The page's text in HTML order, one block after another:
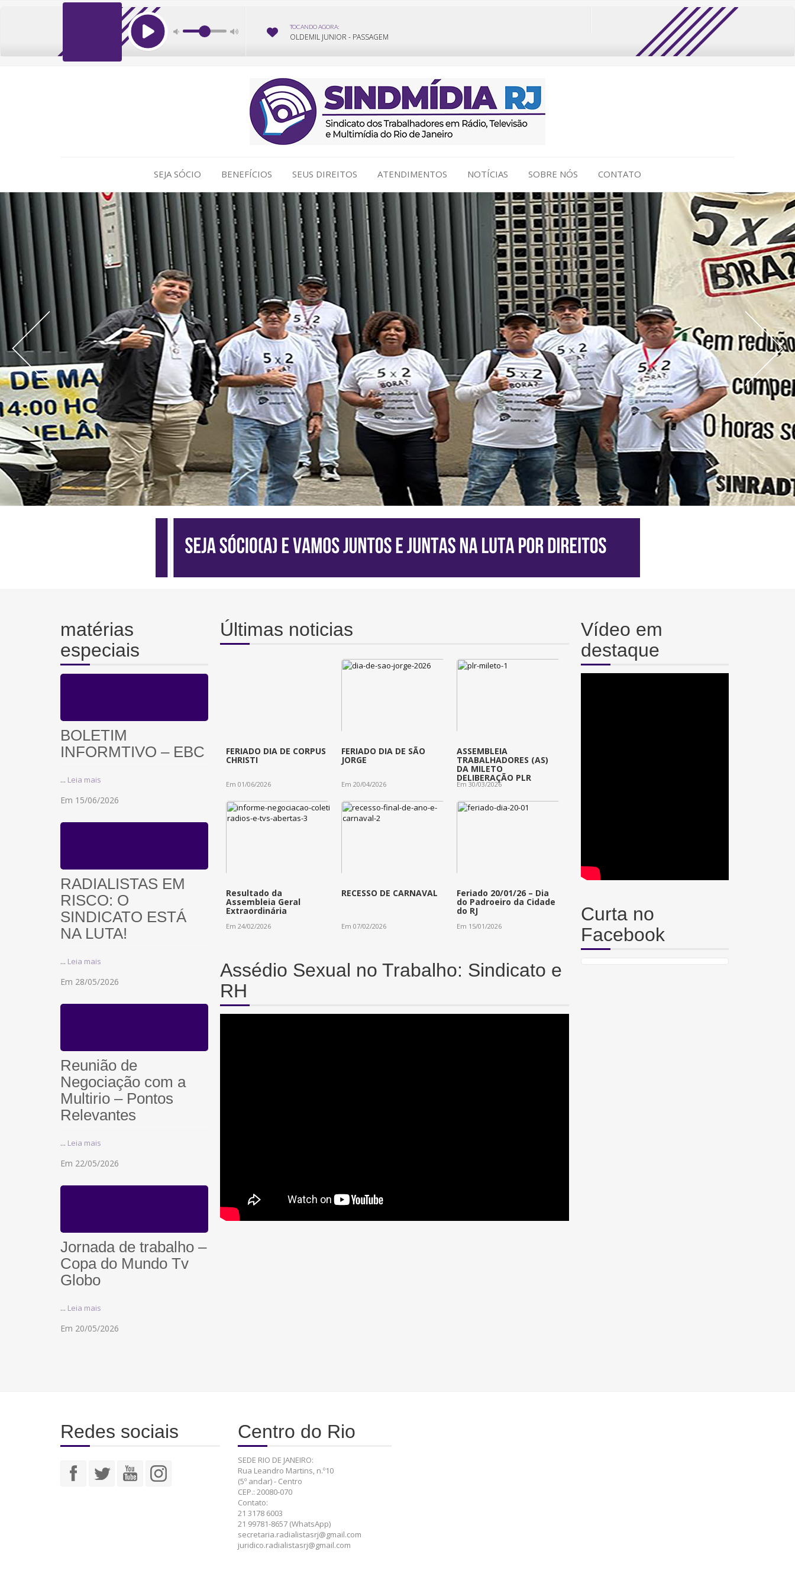
SEJA SÓCIO BENEFÍCIOS SEUS DIREITOS ATENDIMENTOS NOTÍCIAS SOBRE NÓS CONTATO
matérias
especiais
BOLETIM
INFORMTIVO – EBC
... Leia mais
Em 15/06/2026
RADIALISTAS EM
RISCO: O
SINDICATO ESTÁ
NA LUTA!
... Leia mais
Em 28/05/2026
Reunião de
Negociação com a
Multirio – Pontos
Relevantes
... Leia mais
Em 22/05/2026
Jornada de trabalho –
Copa do Mundo Tv
Globo
... Leia mais
Em 20/05/2026
Últimas noticias
FERIADO DIA DE CORPUS
CHRISTI
Em 01/06/2026
FERIADO DIA DE SÃO
JORGE
Em 20/04/2026
ASSEMBLEIA
TRABALHADORES (AS)
DA MILETO
DELIBERAÇÃO PLR
Em 30/03/2026
Resultado da
Assembleia Geral
Extraordinária
Em 24/02/2026
RECESSO DE CARNAVAL
Em 07/02/2026
Feriado 20/01/26 – Dia
do Padroeiro da Cidade
do RJ
Em 15/01/2026
Assédio Sexual no Trabalho: Sindicato e
RH
Vídeo em
destaque
Curta no
Facebook
Redes sociais Centro do Rio
SEDE RIO DE JANEIRO:
Rua Leandro Martins, n.º10
(5º andar) - Centro
CEP.: 20080-070
Contato:
21 3178 6003
21 99781-8657 (WhatsApp)
secretaria.radialistasrj@gmail.com
juridico.radialistasrj@gmail.com